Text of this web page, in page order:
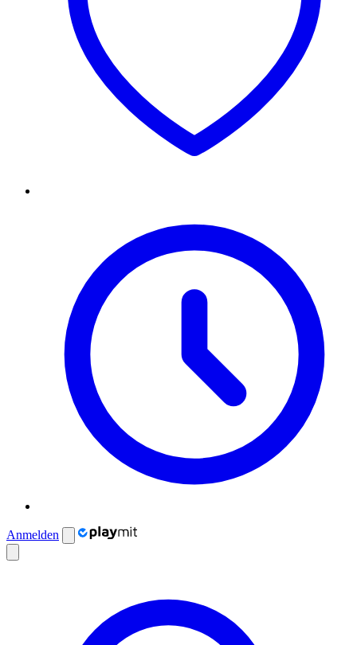
Anmelden